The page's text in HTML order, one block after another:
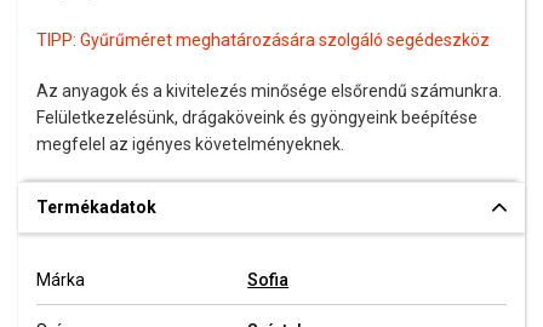
TIPP: Gyűrűméret meghatározására szolgáló segédeszköz
Az anyagok és a kivitelezés minősége elsőrendű számunkra.
Felületkezelésünk, drágaköveink és gyöngyeink beépítése
megfelel az igényes követelményeknek.
Termékadatok
Márka Sofia